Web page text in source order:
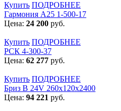
Купить ПОДРОБНЕЕ
Гармония А25 1-500-17
Цена: 24 200 руб.
Купить ПОДРОБНЕЕ
РСК 4-300-37
Цена: 62 277 руб.
Купить ПОДРОБНЕЕ
Бриз В 24V 260x120x2400
Цена: 94 221 руб.